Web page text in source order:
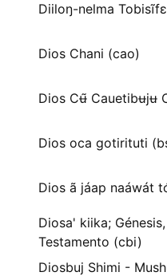
Diiloŋ-nelma
Dios Chani (cao)
Dios Cʉ̃ Cauetibʉjʉ
Dios oca gotirituti
Dios ã jáap naáwát
Diosa' kiika;
Testamento (cbi)
Diosbuj Shimi -